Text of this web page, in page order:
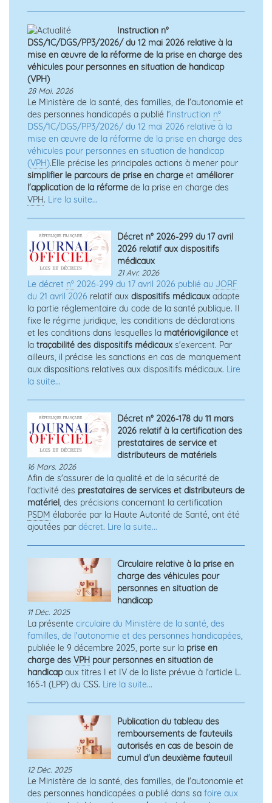
Instruction n°
DSS/1C/DGS/PP3/2026/ du 12 mai 2026 relative à la
mise en œuvre de la réforme de la prise en charge des
véhicules pour personnes en situation de handicap
(VPH)
28 Mai. 2026
Le Ministère de la santé, des familles, de l'autonomie et
des personnes handicapés a publié l'instruction n°
DSS/1C/DGS/PP3/2026/ du 12 mai 2026 relative à la
mise en œuvre de la réforme de la prise en charge des
véhicules pour personnes en situation de handicap
(VPH).Elle précise les principales actions à mener pour
simplifier le parcours de prise en charge et améliorer
l'application de la réforme de la prise en charge des
VPH. Lire la suite...
Décret n° 2026-299 du 17 avril
2026 relatif aux dispositifs
médicaux
21 Avr. 2026
Le décret n° 2026-299 du 17 avril 2026 publié au JORF
du 21 avril 2026 relatif aux dispositifs médicaux adapte
la partie réglementaire du code de la santé publique. Il
fixe le régime juridique, les conditions de déclarations
et les conditions dans lesquelles la matériovigilance et
la traçabilité des dispositifs médicaux s'exercent. Par
ailleurs, il précise les sanctions en cas de manquement
aux dispositions relatives aux dispositifs médicaux. Lire
la suite...
Décret n° 2026-178 du 11 mars
2026 relatif à la certification des
prestataires de service et
distributeurs de matériels
16 Mars. 2026
Afin de s'assurer de la qualité et de la sécurité de
l'activité des prestataires de services et distributeurs de
matériel, des précisions concernant la certification
PSDM élaborée par la Haute Autorité de Santé, ont été
ajoutées par décret. Lire la suite...
Circulaire relative à la prise en
charge des véhicules pour
personnes en situation de
handicap
11 Déc. 2025
La présente circulaire du Ministère de la santé, des
familles, de l'autonomie et des personnes handicapées,
publiée le 9 décembre 2025, porte sur la prise en
charge des VPH pour personnes en situation de
handicapaux titres I et IV de la liste prévue à l'article L.
165-1 (LPP) du CSS. Lire la suite...
Publication du tableau des
remboursements de fauteuils
autorisés en cas de besoin de
cumul d'un deuxième fauteuil
12 Déc. 2025
Le Ministère de la santé, des familles, de l'autonomie et
des personnes handicapées a publié dans sa foire aux